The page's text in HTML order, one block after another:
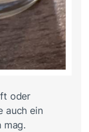
oder
auch ein
mag.